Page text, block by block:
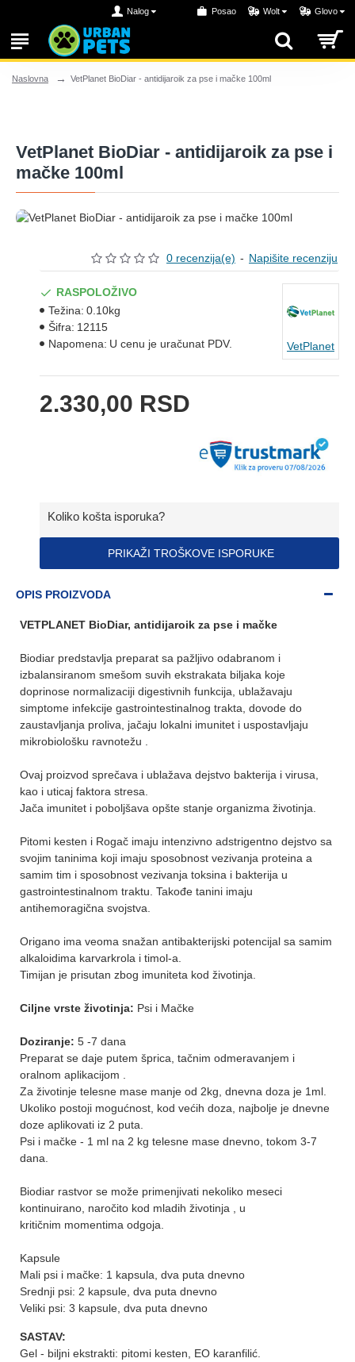
Nalog Posao Wolt Glovo
Naslovna VetPlanet BioDiar - antidijaroik za pse i mačke 100ml
VetPlanet BioDiar - antidijaroik za pse i
mačke 100ml
0 recenzija(e) - Napišite recenziju
2.330,00 RSD
RASPOLOŽIVO
Težina: 0.10kg
Šifra: 12115
Napomena: U cenu je uračunat PDV. VetPlanet
Koliko košta isporuka?
PRIKAŽI TROŠKOVE ISPORUKE
OPIS PROIZVODA
VETPLANET BioDiar, antidijaroik za pse i mačke
Biodiar predstavlja preparat sa pažljivo odabranom i
izbalansiranom smešom suvih ekstrakata biljaka koje
doprinose normalizaciji digestivnih funkcija, ublažavaju
simptome infekcije gastrointestinalnog trakta, dovode do
zaustavljanja proliva, jačaju lokalni imunitet i uspostavljaju
mikrobiološku ravnotežu .
Ovaj proizvod sprečava i ublažava dejstvo bakterija i virusa,
kao i uticaj faktora stresa.
Jača imunitet i poboljšava opšte stanje organizma životinja.
Pitomi kesten i Rogač imaju intenzivno adstrigentno dejstvo sa
svojim taninima koji imaju sposobnost vezivanja proteina a
samim tim i sposobnost vezivanja toksina i bakterija u
gastrointestinalnom traktu. Takođe tanini imaju
antihemoragična svojstva.
Origano ima veoma snažan antibakterijski potencijal sa samim
alkaloidima karvarkrola i timol-a.
Timijan je prisutan zbog imuniteta kod životinja.
Ciljne vrste životinja: Psi i Mačke
Doziranje: 5 -7 dana
Preparat se daje putem šprica, tačnim odmeravanjem i
oralnom aplikacijom .
Za životinje telesne mase manje od 2kg, dnevna doza je 1ml.
Ukoliko postoji mogućnost, kod većih doza, najbolje je dnevne
doze aplikovati iz 2 puta.
Psi i mačke - 1 ml na 2 kg telesne mase dnevno, tokom 3-7
dana.
Biodiar rastvor se može primenjivati nekoliko meseci
kontinuirano, naročito kod mladih životinja , u
kritičnim momentima odgoja.
Kapsule
Mali psi i mačke: 1 kapsula, dva puta dnevno
Srednji psi: 2 kapsule, dva puta dnevno
Veliki psi: 3 kapsule, dva puta dnevno
SASTAV:
Gel - biljni ekstrakti: pitomi kesten, EO karanfilić.